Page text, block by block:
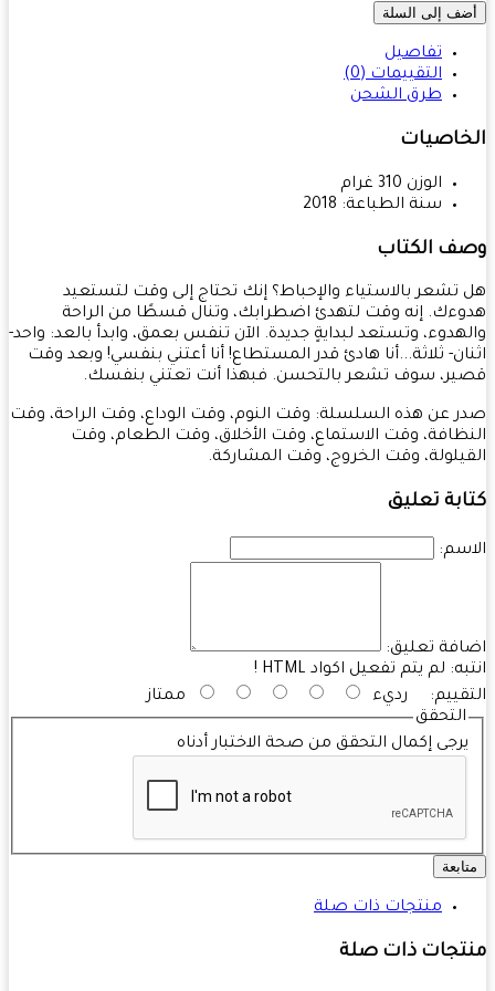
إلى السلة
تفاصيل
التقييمات (0)
طرق الشحن
الوزن 310 غرام
سنة الطباعة: 2018
الكتاب
بالاستياء والإحباط؟ إنك تحتاج إلى وقت لتستعيد
إنه وقت لتهدئ اضطرابك، وتنال قسطًا من الراحة
وتستعد لبدايةٍ جديدة. الآن تنفس بعمق، وابدأ بالعد: واحد-
ثلاثة...أنا هادئ قدر المستطاع! أنا أعتني بنفسي! وبعد وقت
سوف تشعر بالتحسن. فبهذا أنت تعتني بنفسك.
عن هذه السلسلة: وقت النوم، وقت الوداع، وقت الراحة، وقت
وقت الاستماع، وقت الأخلاق، وقت الطعام، وقت
وقت الخروج، وقت المشاركة.
تعليق
تعليق:
لم يتم تفعيل اكواد HTML !
رديء
ممتاز
التحقق
يرجى إكمال التحقق من صحة الاختبار أدناه
منتجات ذات صلة
ذات صلة